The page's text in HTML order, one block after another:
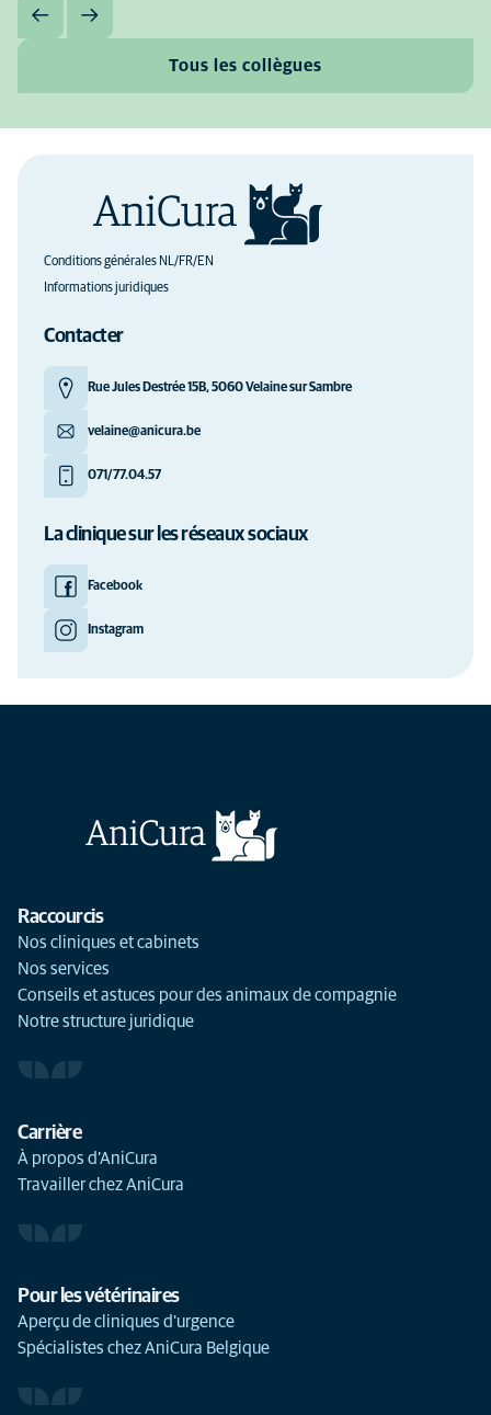
Tous les collègues
Conditions générales NL/FR/EN
Informations juridiques
Contacter
Rue Jules Destrée 15B, 5060 Velaine sur Sambre
velaine@anicura.be
071/77.04.57
La clinique sur les réseaux sociaux
Facebook
Instagram
Raccourcis
Nos cliniques et cabinets
Nos services
Conseils et astuces pour des animaux de compagnie
Notre structure juridique
Carrière
À propos d’AniCura
Travailler chez AniCura
Pour les vétérinaires
Aperçu de cliniques d'urgence
Spécialistes chez AniCura Belgique